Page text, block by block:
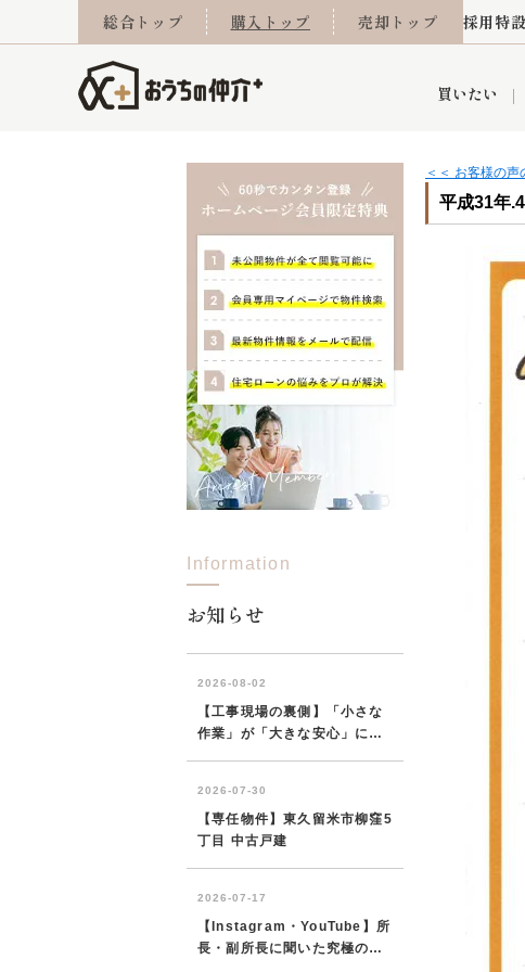
総合トップ 購入トップ 売却トップ 採用特
買いたい
学区から探す 町名
当社お預かり物件 グループ会社施工物件
今月の住宅ローン金利
所沢市 川越市
東久留米市
売却査定実績 売却
住み替え 離婚
西東京市 東久留米市
リフォーム事例
採用情報
小手指営業所 所沢営業所
おうちLABO
マンションカタログ おう
オンライン相談予約 売却
＜＜ お客様の声
平成31年
Information
お知らせ